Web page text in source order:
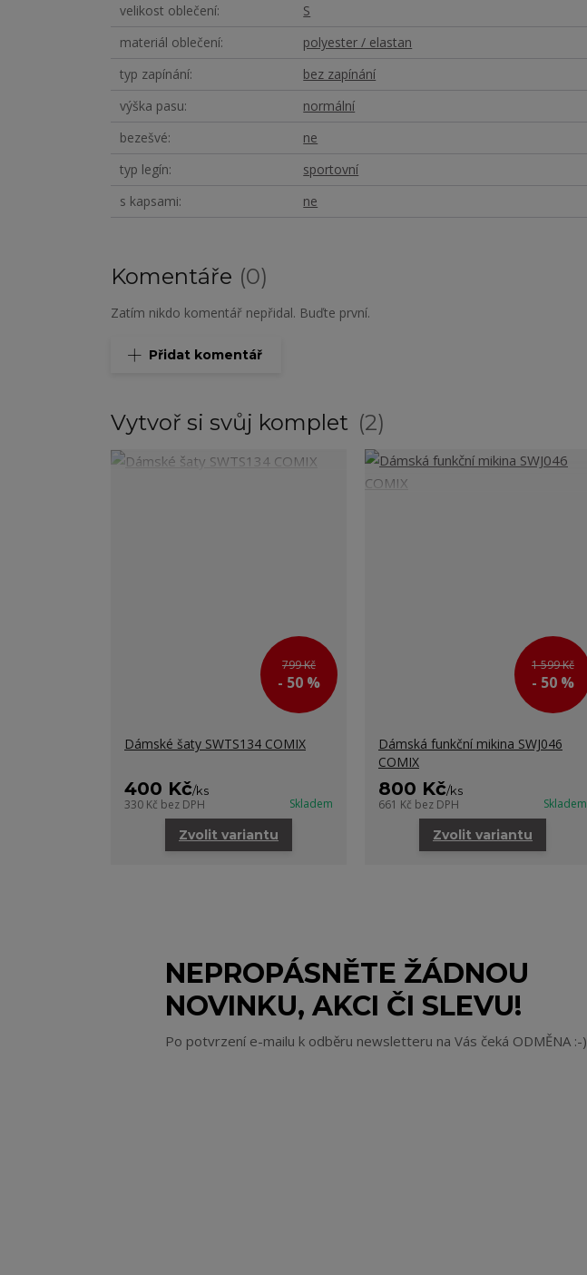
velikost oblečení
S
materiál oblečení
polyester / elastan
typ zapínání
bez zapínání
výška pasu
normální
bezešvé
ne
typ legín
sportovní
s kapsami
ne
Komentáře 0
Zatím nikdo komentář nepřidal. Buďte první.
Přidat komentář
Vytvoř si svůj komplet 2
799 Kč
- 50 %
Dámské šaty SWTS134 COMIX
400 Kč/ks
330 Kč bez DPH Skladem
Zvolit variantu
1 599 Kč
- 50 %
Dámská funkční mikina SWJ046
COMIX
800 Kč/ks
661 Kč bez DPH Skladem
Zvolit variantu
NEPROPÁSNĚTE ŽÁDNOU
NOVINKU, AKCI ČI SLEVU!
Po potvrzení e-mailu k odběru newsletteru na Vás čeká ODMĚNA :-)